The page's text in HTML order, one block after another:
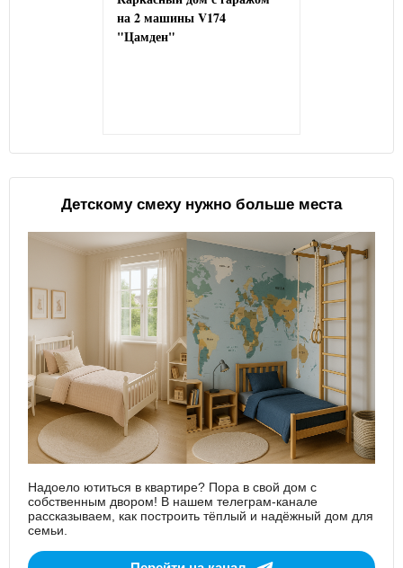
на 2 машины V174
"Цамден"
Детскому смеху нужно больше места
Надоело ютиться в квартире? Пора в свой дом с
собственным двором! В нашем телеграм-канале
рассказываем, как построить тёплый и надёжный дом для
семьи.